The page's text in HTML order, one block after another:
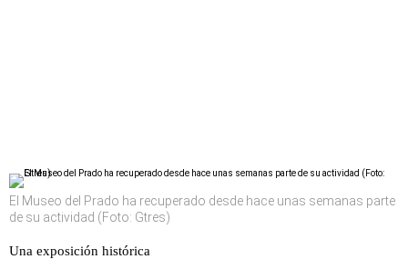
El Museo del Prado ha recuperado desde hace unas semanas parte
de su actividad (Foto: Gtres)
Una exposición histórica